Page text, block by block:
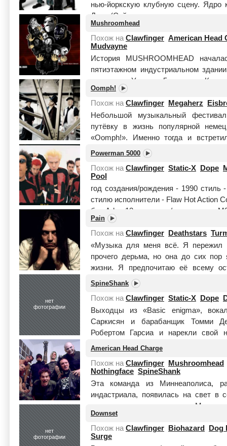
нью-йоркскую клубную сцену. Ядро
Доуп (Саймон не так давно покинул
парни, занявш...
Mushroomhead
Похож на Clawfinger American Head
Mudvayne
История MUSHROOMHEAD
пятиэтажном индустриальном
названном Уровень 5 в городе
были некотор...
Oomph!
Похож на Clawfinger Megaherz
Небольшой музыкальный
путёвку в жизнь популярной
«Oomph!». Именно тогда и
Флюкс. Далее последовал
Powerman 5000
Похож на Clawfinger Static-X Dope
Pool
год создания/рождения - 1990 стиль
стилю исполнители - Flaw Hot Action
бас Adam12 - клавиши/программинг
Pain
Похож на Clawfinger Deathstars
«Музыка для меня всё. Я пережил
прочего дерьма, но она до сих
жизни. Я предпочитаю её всему
Питера Тагтгрена –...
нет
фотографии
SpineShank
Похож на Clawfinger Static-X Dope
Выходцы из «Basic enigma»,
Саркисян и барабанщик Томми
Робертом Гарсиа и нарекли свой
Читать целиком
American Head Charge
Похож на Clawfinger
Mushroomhead
Nothingface SpineShank
Эта команда из Миннеаполиса,
индастриала, появилась на свет в
создания стало знакомство
Чеда Х...
нет
фотографии
Downset
Похож на Clawfinger Biohazard
Dog
Surge